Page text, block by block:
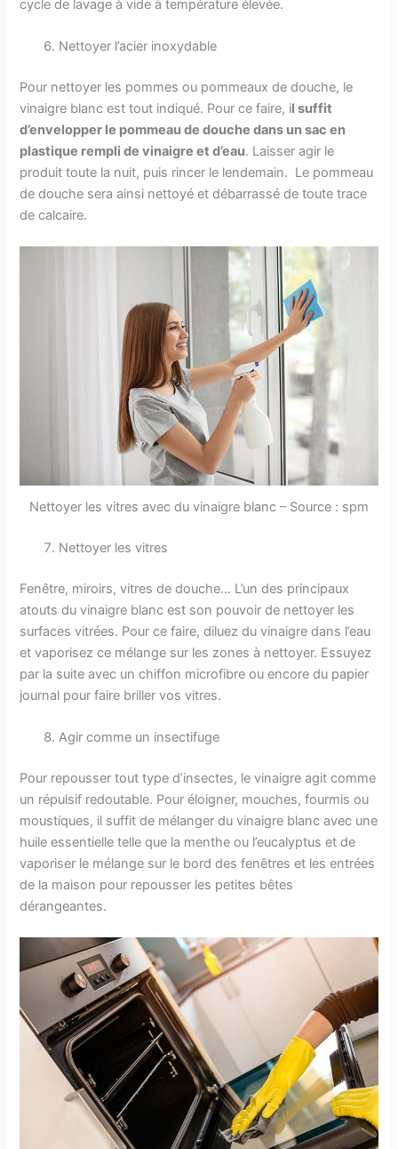
cycle de lavage à vide à température élevée.
Nettoyer l’acier inoxydable
Pour nettoyer les pommes ou pommeaux de douche, le
vinaigre blanc est tout indiqué. Pour ce faire, il suffit
d’envelopper le pommeau de douche dans un sac en
plastique rempli de vinaigre et d’eau. Laisser agir le
produit toute la nuit, puis rincer le lendemain. Le pommeau
de douche sera ainsi nettoyé et débarrassé de toute trace
de calcaire.
Nettoyer les vitres avec du vinaigre blanc – Source : spm
Nettoyer les vitres
Fenêtre, miroirs, vitres de douche… L’un des principaux
atouts du vinaigre blanc est son pouvoir de nettoyer les
surfaces vitrées. Pour ce faire, diluez du vinaigre dans l’eau
et vaporisez ce mélange sur les zones à nettoyer. Essuyez
par la suite avec un chiffon microfibre ou encore du papier
journal pour faire briller vos vitres.
Agir comme un insectifuge
Pour repousser tout type d’insectes, le vinaigre agit comme
un répulsif redoutable. Pour éloigner, mouches, fourmis ou
moustiques, il suffit de mélanger du vinaigre blanc avec une
huile essentielle telle que la menthe ou l’eucalyptus et de
vaporiser le mélange sur le bord des fenêtres et les entrées
de la maison pour repousser les petites bêtes
dérangeantes.